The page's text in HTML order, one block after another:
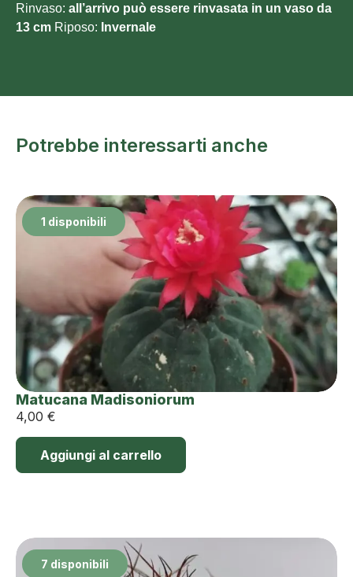
Rinvaso: all’arrivo può essere rinvasata in un vaso da
13 cm Riposo: Invernale
Potrebbe interessarti anche
1 disponibili
Matucana Madisoniorum
4,00 €
Aggiungi al carrello
7 disponibili